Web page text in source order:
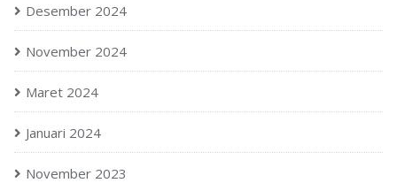
Desember 2024
November 2024
Maret 2024
Januari 2024
November 2023